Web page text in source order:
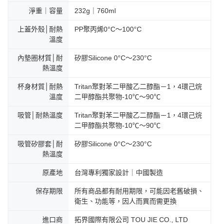
淨重｜容量 232g｜760ml
上蓋外殼│耐熱
溫度
PP聚丙烯0°C～100°C
內墊圈材質│耐
熱溫度
矽膠Silicone 0°C～230°C
杯身材質│耐熱
溫度
Tritan聚對苯二甲酸乙二醇酯－1，4環己烷
二甲醇酯共聚物-10℃～90℃
吸管│耐熱溫度
Tritan聚對苯二甲酸乙二醇酯－1，4環己烷
二甲醇酯共聚物-10℃～90℃
吸管矽膠套│耐
熱溫度
矽膠Silicone 0°C～230°C
原產地 台灣專利獨家設計｜中國製造
保存期限
所有商品都有耐用期限，可能因老舊破損、
衛生、功能等，因人而異而需更換
進口商 拓界國際有限公司 TOU JIE CO., LTD